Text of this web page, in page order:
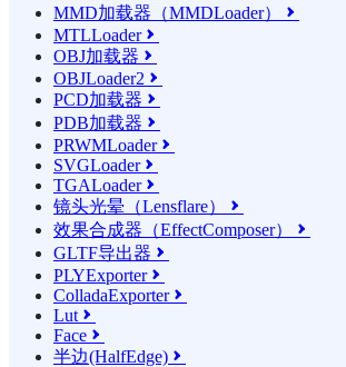
MMD加载器（MMDLoader） 
MTLLoader
OBJ加载器 
OBJLoader2 
PCD加载器 
PDB加载器 
PRWMLoader
SVGLoader
TGALoader
镜头光晕（Lensflare） 
效果合成器（EffectComposer） 
GLTF导出器 
PLYExporter
ColladaExporter
Lut 
Face 
半边(HalfEdge) 